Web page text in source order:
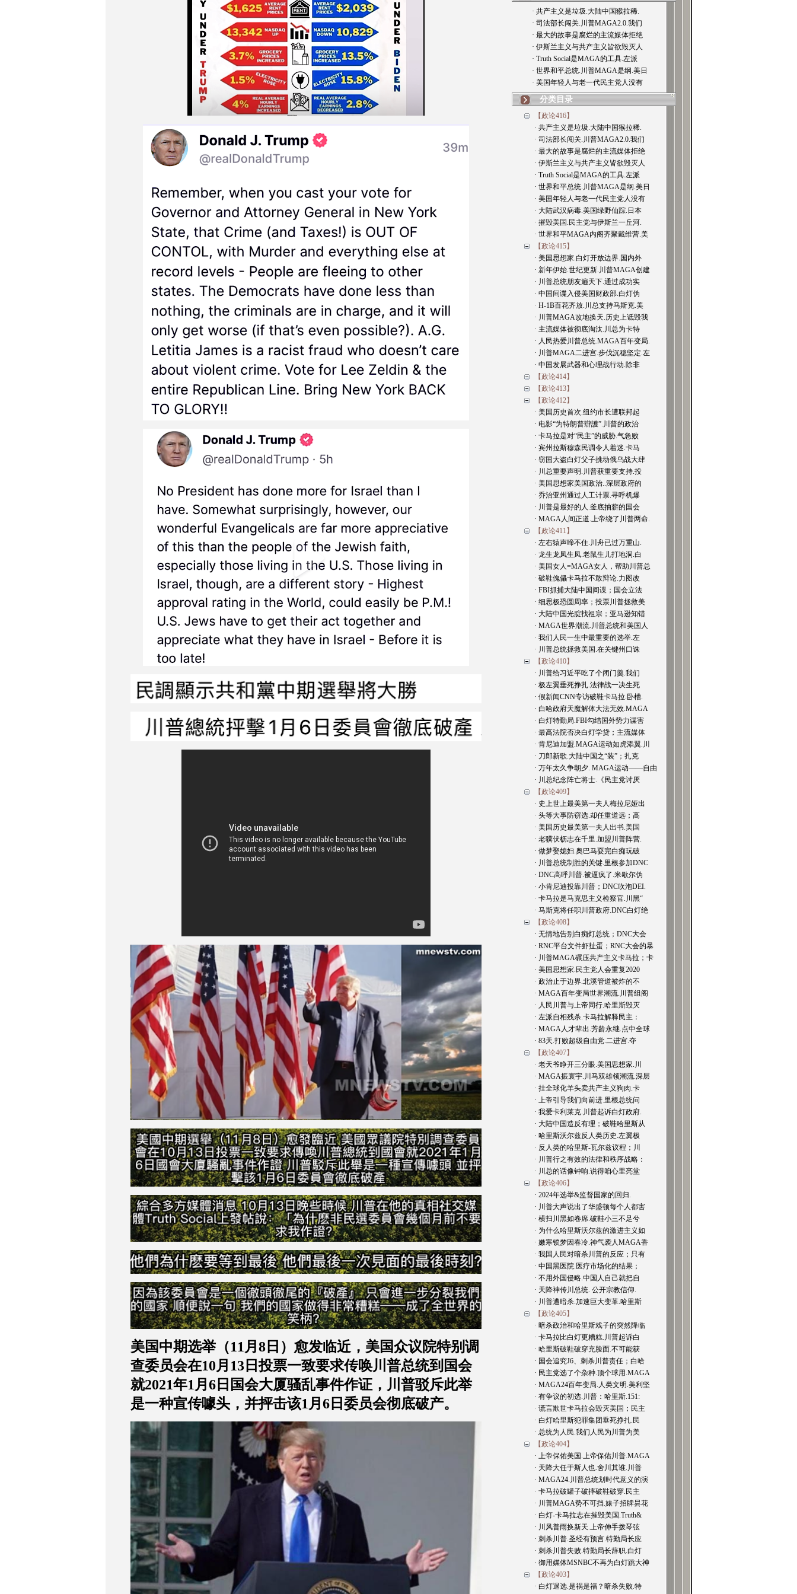
美国中期选举（11 月 8日）愈发临近，美国众议院特别调
查委员会在10月 13日投票一致要求传唤川普总统到国会
就2021年1 月 6日国会大厦骚乱事件作证，川普驳斥此举
是一种宣传噱头，并抨击该1 月 6日委员会彻底破产。
· 共产主义是垃圾.大陆中国猴拉稀.
· 司法部长闯关.川普MAGA2.0.我们
· 最大的故事是腐烂的主流媒体拒绝
· 伊斯兰主义与共产主义皆欲毁灭人
· Truth Social是MAGA的工具.左派
· 世界和平总统.川普MAGA是纲.美日
· 美国年轻人与老一代民主党人没有
分类目录
【政论416】
· 共产主义是垃圾.大陆中国猴拉稀.
· 司法部长闯关.川普MAGA2.0.我们
· 最大的故事是腐烂的主流媒体拒绝
· 伊斯兰主义与共产主义皆欲毁灭人
· Truth Social是MAGA的工具.左派
· 世界和平总统.川普MAGA是纲.美日
· 美国年轻人与老一代民主党人没有
· 大陆武汉病毒.美国绿野仙踪.日本
· 摧毁美国.民主党与伊斯兰一丘河.
· 世界和平MAGA内阁齐聚戴维营.美
【政论415】
· 美国思想家.白灯开放边界.国内外
· 新年伊始.世纪更新.川普MAGA创建
· 川普总统朋友遍天下.通过成功实
· 中国间谍入侵美国财政部.白灯伪
· H-1B百花齐放.川总支持马斯克.美
· 川普MAGA改地换天.历史上诋毁我
· 主流媒体被彻底淘汰.川总为卡特
· 人民热爱川普总统.MAGA百年变局.
· 川普MAGA二进宫.步伐沉稳坚定.左
· 中国发展武器和心理战行动.除非
【政论414】
【政论413】
【政论412】
· 美国历史首次.纽约市长遭联邦起
· 电影“为特朗普辯護”.川普的政治
· 卡马拉是对“民主”的威胁.气急败
· 宾州拉斯穆森民调令人着迷.卡马
· 窃国大盗白灯父子挑动俄乌战大肆
· 川总重要声明.川普获重要支持.投
· 美国思想家美国政治..深层政府的
· 乔治亚州通过人工计票.寻呼机爆
· 川普是最好的人.釜底抽薪的国会
· MAGA人间正道.上帝绕了川普两命.
【政论411】
· 左右猿声啼不住.川舟已过万重山.
· 龙生龙凤生凤.老鼠生儿打地洞.白
· 美国女人=MAGA女人，帮助川普总
· 破鞋傀儡卡马拉不敢辩论.力图改
· FBI抓捕大陆中国间谍；国会立法
· 细思极恐圆周率；投票川普拯救美
· 大陆中国光腚找祖宗；亚马逊知错
· MAGA世界潮流.川普总统和美国人
· 我们人民一生中最重要的选举.左
· 川普总统拯救美国.在关键州口诛
【政论410】
· 川普给习近平吃了个闭门羹.我们
· 极左翼垂死挣扎.法律战一决生死
· 假新闻CNN专访破鞋卡马拉.卧槽.
· 白哈政府天魔解体大法无效.MAGA
· 白灯特勤局.FBI勾结国外势力谋害
· 最高法院否决白灯学贷；主流媒体
· 肯尼迪加盟.MAGA运动如虎添翼.川
· 刀郎新歌.大陆中国之“装”；扎克
· 万年太久争朝夕. MAGA运动——自由
· 川总纪念阵亡将士.《民主党讨厌
【政论409】
· 史上世上最美第一夫人梅拉尼娅出
· 头等大事防窃选.却任重道远；高
· 美国历史最美第一夫人出书.美国
· 老骥伏枥志在千里.加盟川普阵营.
· 做梦娶媳妇.奥巴马耍完白痴玩破
· 川普总统制胜的关键.里根参加DNC
· DNC高呼川普.被逼疯了.米歇尔伪
· 小肯尼迪投靠川普；DNC吹泡DEI.
· 卡马拉是马克思主义检察官.川黑“
· 马斯克将任职川普政府.DNC白灯绝
【政论408】
· 无情地告别白痴灯总统；DNC大会
· RNC平台文件虾扯蛋；RNC大会的暴
· 川普MAGA碾压共产主义卡马拉；卡
· 美国思想家.民主党人会重复2020
· 政治止于边界.北溪管道被炸的不
· MAGA百年变局世界潮流.川普组阁
· 人民川普与上帝同行.哈里斯毁灭
· 左派自相残杀.卡马拉解释民主：
· MAGA人才辈出.芳龄永继.点中全球
· 83天.打败超级自由党.二进宫.夺
【政论407】
· 老天爷睁开三分眼.美国思想家.川
· MAGA振寰宇.川马双雄领潮流.深层
· 挂全球化羊头卖共产主义狗肉.卡
· 上帝引导我们向前进.里根总统问
· 我爱卡利莱克.川普起诉白灯政府.
· 大陆中国造反有理；破鞋哈里斯从
· 哈里斯沃尔兹反人类历史.左翼极
· 反人类的哈里斯-瓦尔兹议程；川
· 川普行之有效的法律和秩序战略：
· 川总的话像钟响.说得咱心里亮堂
【政论406】
· 2024年选举&监督国家的回归.
· 川普大声说出了华盛顿每个人都害
· 横扫川黑如卷席.破鞋小三不足兮
· 为什么哈里斯沃尔兹的激进主义如
· 嫩寒锁梦因春冷.神气袭人MAGA香
· 我国人民对暗杀川普的反应；只有
· 中国黑医院.医疗市场化的结果；
· 不用外国侵略.中国人自己就把自
· 天降神传川总统. 公开宗教信仰.
· 川普遭暗杀.加速巨大变革.哈里斯
【政论405】
· 暗杀政治和哈里斯戏子的突然降临
· 卡马拉比白灯更糟糕.川普起诉白
· 哈里斯破鞋破穿充脸面.不可能获
· 国会追究J6、刺杀川普责任；白哈
· 民主党选了个杂种.顶个球用.MAGA
· MAGA24百年变局.人类文明.美利坚
· 有争议的初选.川普：哈里斯.151:
· 谎言欺世卡马拉会毁灭美国；民主
· 白灯哈里斯犯罪集团垂死挣扎.民
· 总统为人民.我们人民为川普为美
【政论404】
· 上帝保佑美国.上帝保佑川普.MAGA
· 天降大任于斯人也.舍川其谁.川普
· MAGA24.川普总统划时代意义的演
· 卡马拉破罐子破摔破鞋破穿.民主
· 川普MAGA势不可挡.婊子招牌昙花
· 白灯-卡马拉志在摧毁美国.Truth&
· 川风普雨换新天.上帝伸手拨琴弦
· 刺杀川普.圣经有预言.特勤局长应
· 刺杀川普失败.特勤局长辞职.白灯
· 御用媒体MSNBC不再为白灯跳大神
【政论403】
· 白灯退选.是祸是福？暗杀失败.特